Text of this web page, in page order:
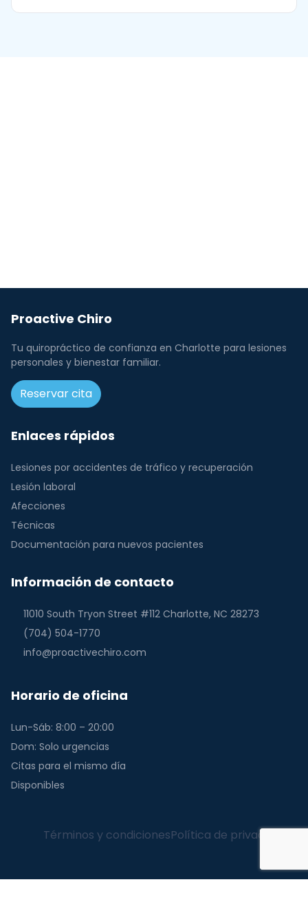
Proactive Chiro
Tu quiropráctico de confianza en Charlotte para lesiones
personales y bienestar familiar.
Reservar cita
Enlaces rápidos
Lesiones por accidentes de tráfico y recuperación
Lesión laboral
Afecciones
Técnicas
Documentación para nuevos pacientes
Información de contacto
11010 South Tryon Street #112 Charlotte, NC 28273
(704) 504-1770
info@proactivechiro.com
Horario de oficina
Lun-Sáb: 8:00 – 20:00
Dom: Solo urgencias
Citas para el mismo día
Disponibles
Términos y condicionesPolítica de privacidad